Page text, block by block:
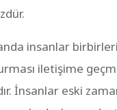
insanlar
iletişime
İnsanlar eski